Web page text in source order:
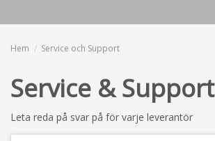
Hem Service och Support
Service & Support
Leta reda på svar på för varje leverantör